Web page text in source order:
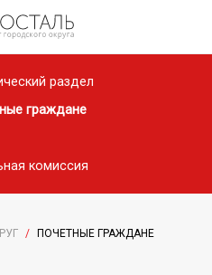
раздел
граждане
комиссия
/ ПОЧЕТНЫЕ ГРАЖДАНЕ